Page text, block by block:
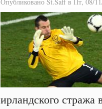
ирландского